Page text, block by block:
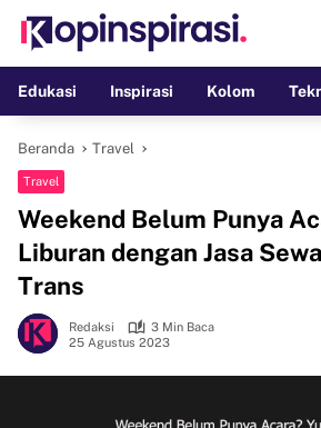
konten
Edukasi
Inspirasi Kolom
Beranda Travel
Travel
Weekend Belum Punya
Liburan dengan Jasa
Trans
Redaksi
3 Min Baca
25 Agustus 2023